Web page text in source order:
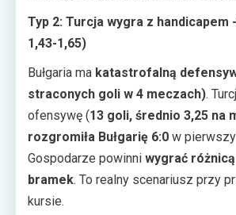
Typ 2: Turcja wygra z handicapem
1,43-1,65)
Bułgaria ma katastrofalną
straconych goli w 4 meczach).
ofensywę (13 goli, średnio 3,25 na
rozgromiła Bułgarię 6:0 w
Gospodarze powinni wygrać
bramek. To realny scenariusz przy
kursie.